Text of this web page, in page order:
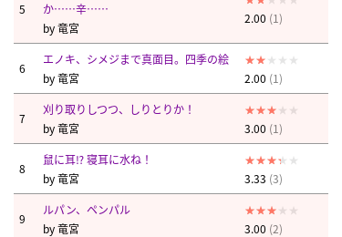
5
か……辛……
by竜宮
2.00 (1)
6
エノキ、シメジまで真面目。四季の絵
by竜宮 2.00 (1)
7
刈り取りしつつ、しりとりか！
by竜宮 3.00 (1)
8
鼠に耳⁉︎ 寝耳に水ね！
by竜宮 3.33 (3)
9
ルパン、ペンパル
by竜宮 3.00 (2)